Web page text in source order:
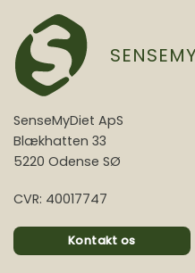
SenseMyDiet ApS
Blækhatten 33
5220 Odense SØ
CVR: 40017747
Kontakt os